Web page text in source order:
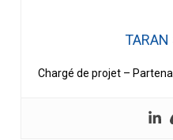
Chargé de projet –